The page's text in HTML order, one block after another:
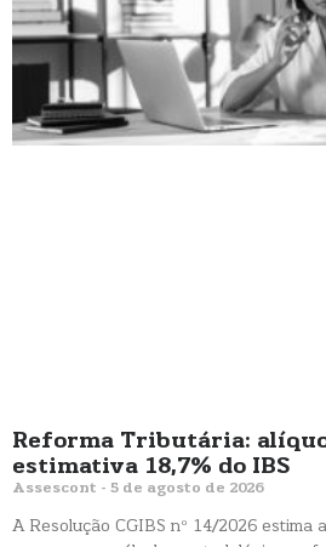
Reforma Tributária:
estimativa 18,7% do IBS
Assescont 5 de agosto de 2026
A Resolução CGIBS nº 14/2026 estima